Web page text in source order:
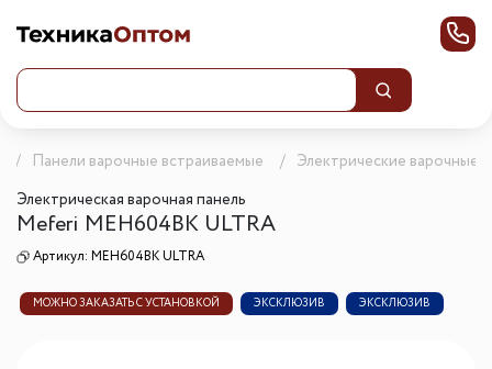
Панели варочные встраиваемые
Электрические варочные
Электрическая варочная панель
Meferi MEH604BK ULTRA
Артикул: MEH604BK ULTRA
МОЖНО ЗАКАЗАТЬ С УСТАНОВКОЙ ЭКСКЛЮЗИВ ЭКСКЛЮЗИВ